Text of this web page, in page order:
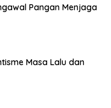
Pangan Menjaga
Masa Lalu dan